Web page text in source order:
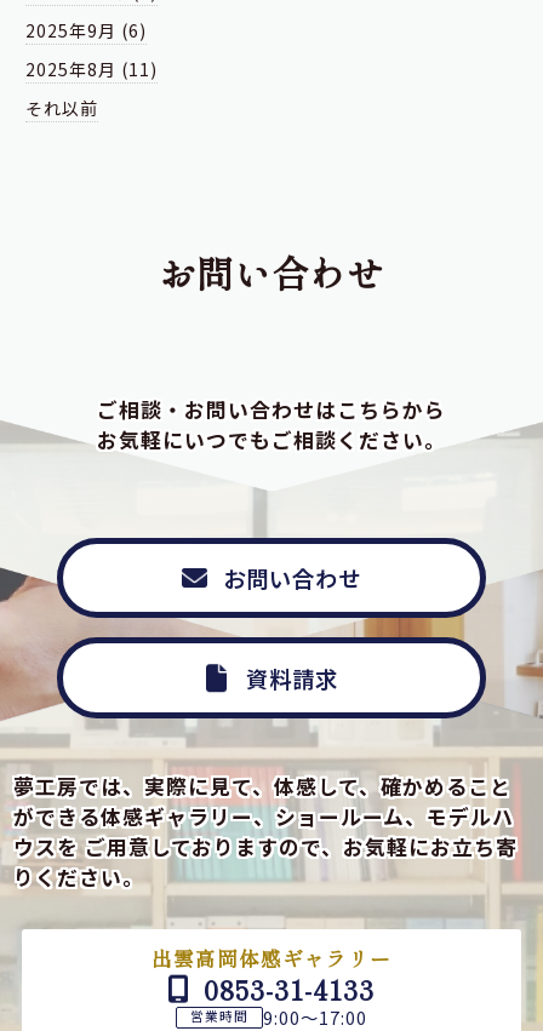
2025年9月 (6)
2025年8月 (11)
それ以前
お問い合わせ
ご相談・お問い合わせはこちらから
お気軽にいつでもご相談ください。
お問い合わせ
資料請求
夢工房では、実際に見て、体感して、確かめること
ができる体感ギャラリー、ショールーム、モデルハ
ウスをご用意しておりますので、お気軽にお立ち寄
りください。
出雲高岡体感ギャラリー
0853-31-4133
営業時間 9:00～17:00